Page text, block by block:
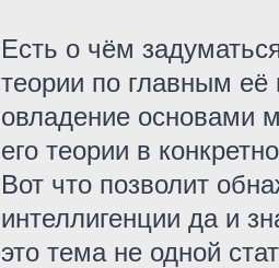
Есть о чём
теории по главным её
овладение основами
его теории в
Вот что позволит
интеллигенции да и
это тема не одной